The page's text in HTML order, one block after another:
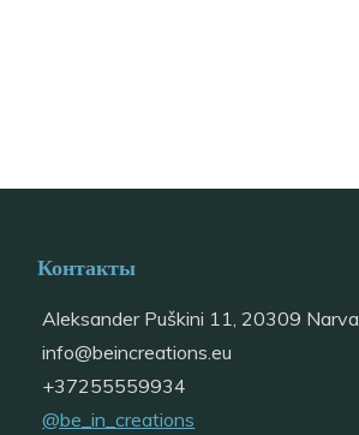
Контакты
Aleksander Puškini 11, 20309 Narva
info@beincreations.eu
+37255559934
@be_in_creations